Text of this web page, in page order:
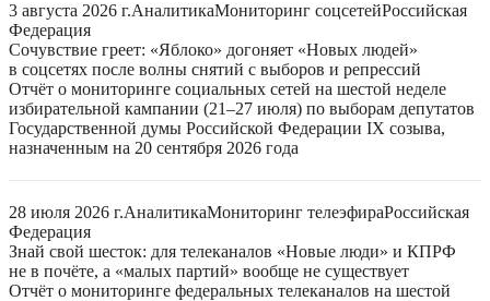
3 августа 2026 г.АналитикаМониторинг соцсетейРоссийская
Федерация
Сочувствие греет: «Яблоко» догоняет «Новых людей»
в соцсетях после волны снятий с выборов и репрессий
Отчёт о мониторинге социальных сетей на шестой неделе
избирательной кампании (21–27 июля) по выборам депутатов
Государственной думы Российской Федерации IX созыва,
назначенным на 20 сентября 2026 года
28 июля 2026 г.АналитикаМониторинг телеэфираРоссийская
Федерация
Знай свой шесток: для телеканалов «Новые люди» и КПРФ
не в почёте, а «малых партий» вообще не существует
Отчёт о мониторинге федеральных телеканалов на шестой